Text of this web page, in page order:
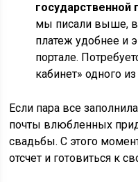
государственной
мы писали выше,
платеж удобнее и
портале.
кабинет» одного
Если пара все
почты влюбленных
свадьбы. С этого
отсчет и готовиться к